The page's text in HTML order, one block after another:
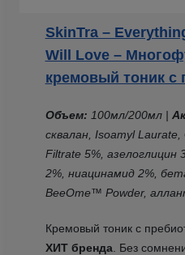
SkinTra –
Will Love –
кремовый тоник с
Объем: 100мл/200мл |
сквалан, Isoamyl
Filtrate 5%, азелоглицин
2%, ниацинамид 2%,
BeeOme™ Powder,
Кремовый тоник с
ХИТ бренда. Без